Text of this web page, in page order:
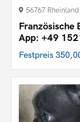
56767
Französische
App: +49
Festpreis